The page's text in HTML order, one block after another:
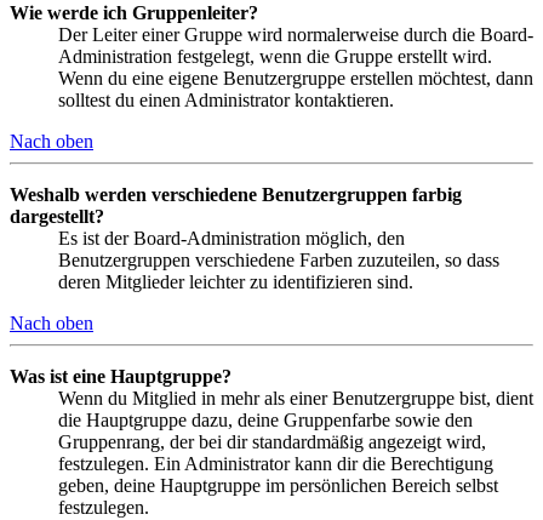
Wie werde ich Gruppenleiter?
Der Leiter einer Gruppe wird normalerweise durch die Board-
Administration festgelegt, wenn die Gruppe erstellt wird.
Wenn du eine eigene Benutzergruppe erstellen möchtest, dann
solltest du einen Administrator kontaktieren.
Nach oben
Weshalb werden verschiedene Benutzergruppen farbig
dargestellt?
Es ist der Board-Administration möglich, den
Benutzergruppen verschiedene Farben zuzuteilen, so dass
deren Mitglieder leichter zu identifizieren sind.
Nach oben
Was ist eine Hauptgruppe?
Wenn du Mitglied in mehr als einer Benutzergruppe bist, dient
die Hauptgruppe dazu, deine Gruppenfarbe sowie den
Gruppenrang, der bei dir standardmäßig angezeigt wird,
festzulegen. Ein Administrator kann dir die Berechtigung
geben, deine Hauptgruppe im persönlichen Bereich selbst
festzulegen.